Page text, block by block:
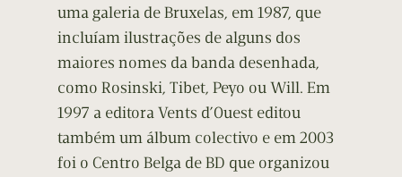
uma galeria de Bruxelas, em 1987, que
incluíam ilustrações de alguns dos
maiores nomes da banda desenhada,
como Rosinski, Tibet, Peyo ou Will. Em
1997 a editora Vents d’Ouest editou
também um álbum colectivo e em 2003
foi o Centro Belga de BD que organizou